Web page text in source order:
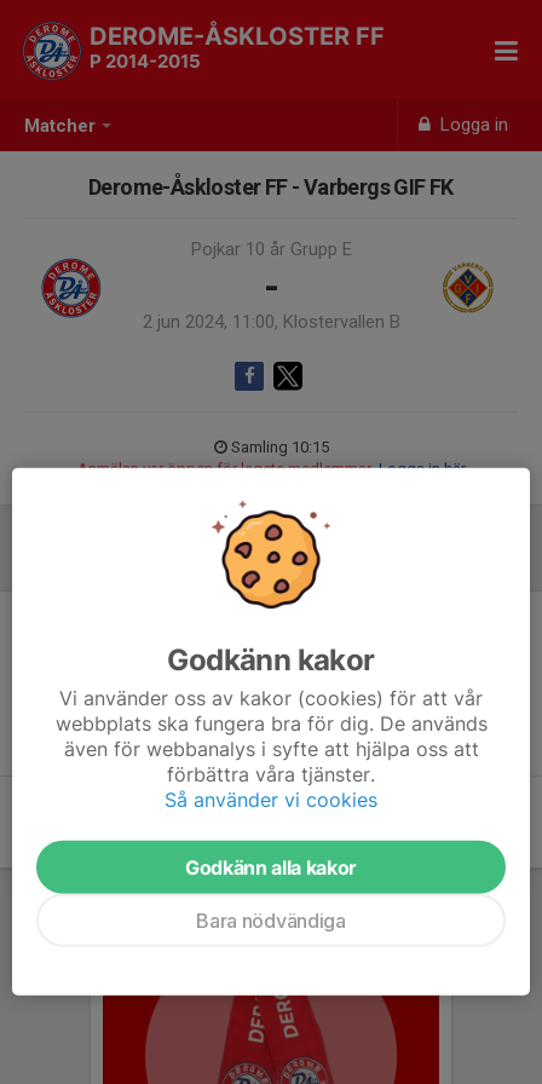
Matcher Logga in
DEROME-ÅSKLOSTER FF
P 2014-2015
Derome-Åskloster FF - Varbergs GIF FK
Pojkar 10 år Grupp E
-
2 jun 2024, 11:00, Klostervallen B
Samling 10:15
Anmälan var öppen för lagets medlemmar. Logga in här
Inget referat skrivet
Godkänn kakor
Vi använder oss av kakor (cookies) för att vår
webbplats ska fungera bra för dig. De används
även för webbanalys i syfte att hjälpa oss att
förbättra våra tjänster.
Så använder vi cookies
Godkänn alla kakor
Bara nödvändiga